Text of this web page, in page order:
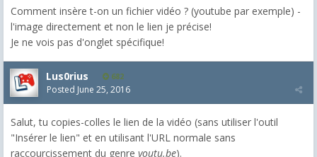
Comment insère t-on un fichier vidéo ? (youtube par exemple) -
l'image directement et non le lien je précise!
Je ne vois pas d'onglet spécifique!
Lus0rius 682
Posted June 25, 2016
Salut, tu copies-colles le lien de la vidéo (sans utiliser l'outil
"Insérer le lien" et en utilisant l'URL normale sans
raccourcissement du genre youtu.be).